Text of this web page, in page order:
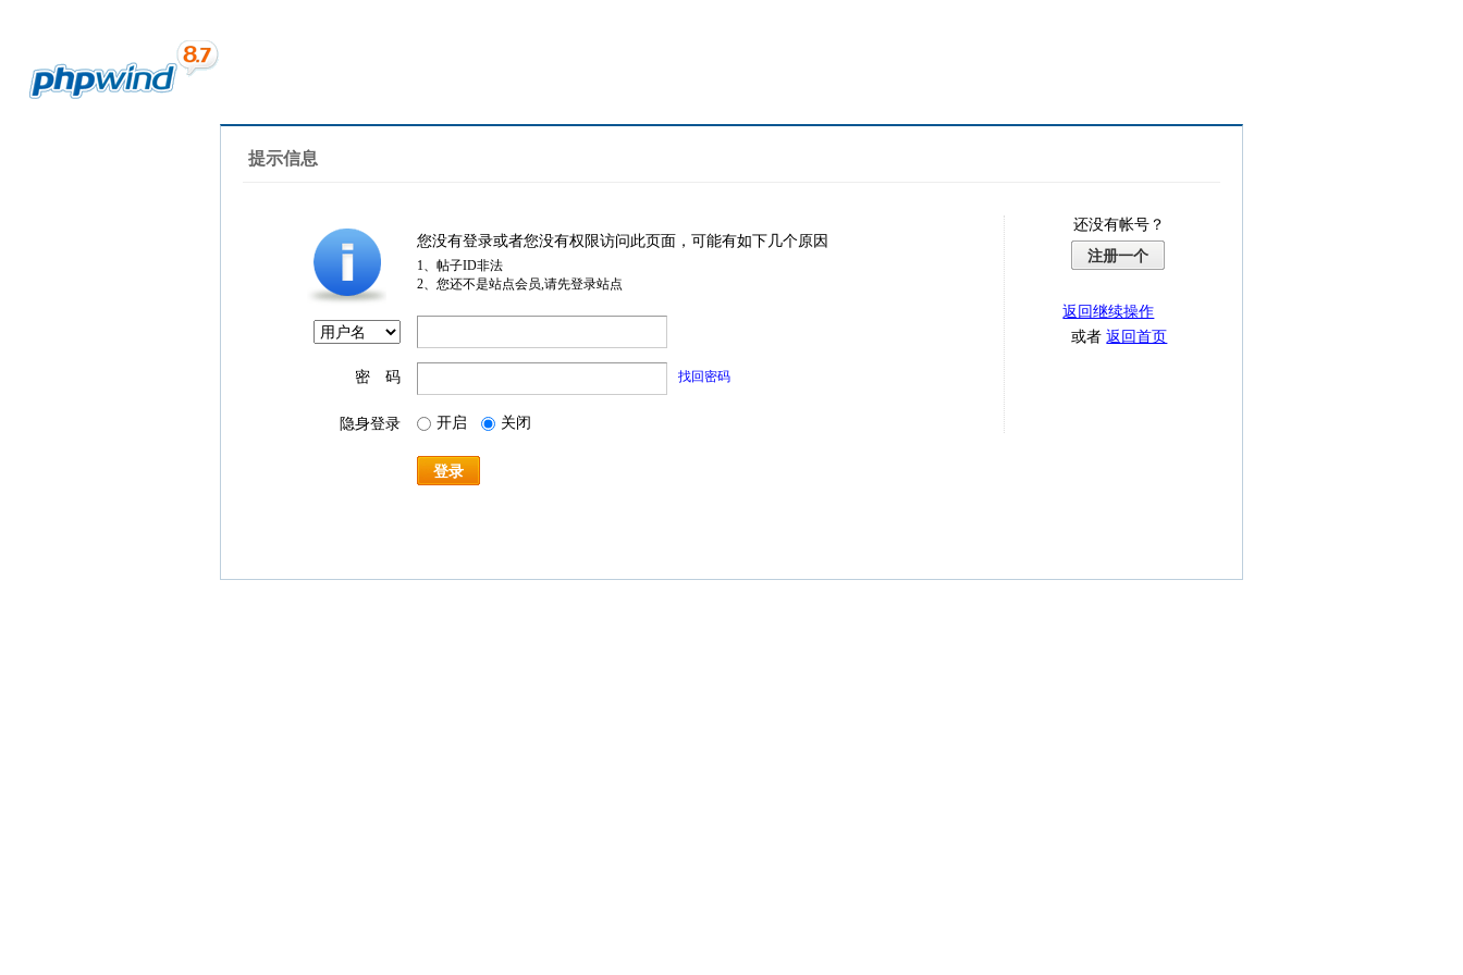
提示信息
您没有登录或者您没有权限访问此页面，可能有如下几个原因
1、帖子ID非法
2、您还不是站点会员,请先登录站点
密 码 找回密码
隐身登录 开启 关闭
登录
还没有帐号？
注册一个
返回继续操作
或者返回首页